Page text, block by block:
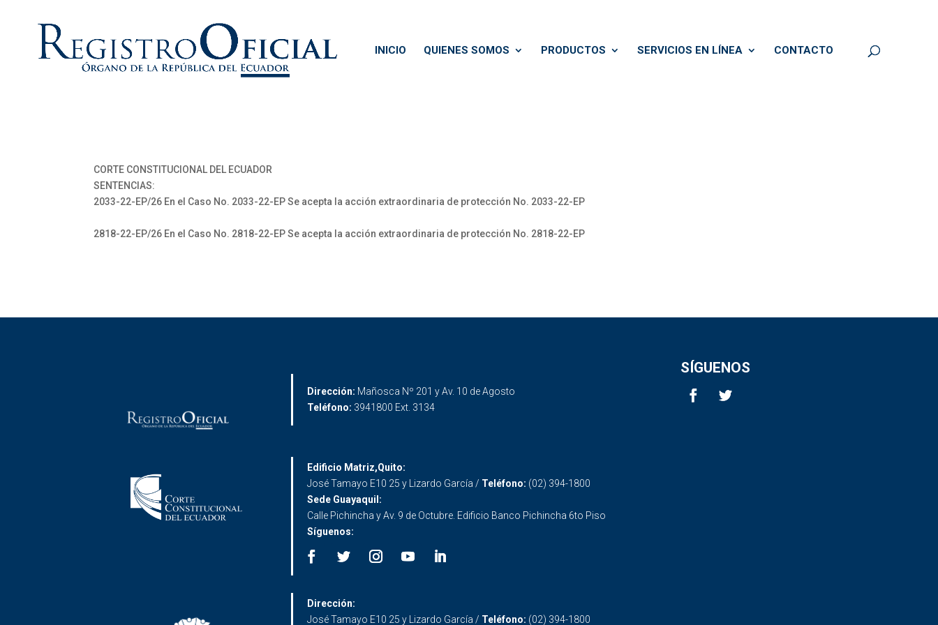
INICIO QUIENES SOMOS PRODUCTOS SERVICIOS EN LÍNEA CONTACTO
CORTE CONSTITUCIONAL DEL ECUADOR
SENTENCIAS:
2033-22-EP/26 En el Caso No. 2033-22-EP Se acepta la acción extraordinaria de protección No. 2033-22-EP
2818-22-EP/26 En el Caso No. 2818-22-EP Se acepta la acción extraordinaria de protección No. 2818-22-EP
Dirección: Mañosca Nº 201 y Av. 10 de Agosto
Teléfono: 3941800 Ext. 3134
SÍGUENOS
Edificio Matriz,Quito:
José Tamayo E10 25 y Lizardo García / Teléfono: (02) 394-1800
Sede Guayaquil:
Calle Pichincha y Av. 9 de Octubre. Edificio Banco Pichincha 6to Piso
Síguenos:
Dirección:
José Tamayo E10 25 y Lizardo García / Teléfono: (02) 394-1800